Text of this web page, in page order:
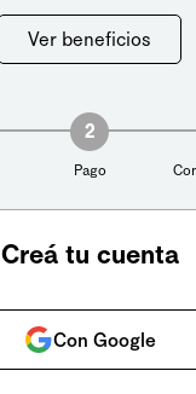
Ver beneficios
2
Pago
Creá tu cuenta
Con Google